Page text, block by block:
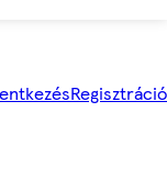
Regisztráció